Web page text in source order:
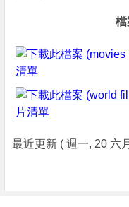
檔
清單
片清單
最近更新 ( 週一, 20 六